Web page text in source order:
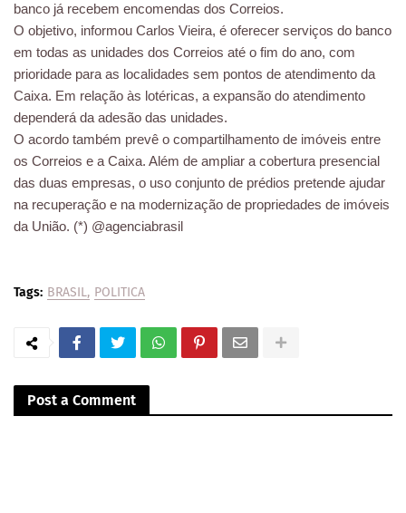
banco já recebem encomendas dos Correios.
O objetivo, informou Carlos Vieira, é oferecer serviços do banco
em todas as unidades dos Correios até o fim do ano, com
prioridade para as localidades sem pontos de atendimento da
Caixa. Em relação às lotéricas, a expansão do atendimento
dependerá da adesão das unidades.
O acordo também prevê o compartilhamento de imóveis entre
os Correios e a Caixa. Além de ampliar a cobertura presencial
das duas empresas, o uso conjunto de prédios pretende ajudar
na recuperação e na modernização de propriedades de imóveis
da União. (*) @agenciabrasil
Tags: BRASIL POLITICA
Post a Comment